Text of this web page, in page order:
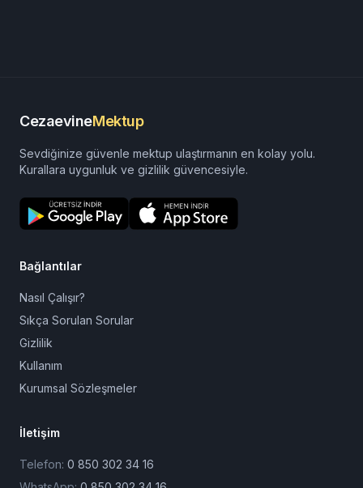
CezaevineMektup
Sevdiğinize güvenle mektup ulaştırmanın en kolay yolu.
Kurallara uygunluk ve gizlilik güvencesiyle.
Bağlantılar
Nasıl Çalışır?
Sıkça Sorulan Sorular
Gizlilik
Kullanım
Kurumsal Sözleşmeler
İletişim
Telefon: 0 850 302 34 16